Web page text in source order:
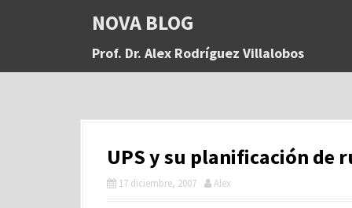
a
NOVA BLOG
Prof. Dr. Alex Rodríguez Villalobos
UPS y su planificación de
17 diciembre, 2007 Alex